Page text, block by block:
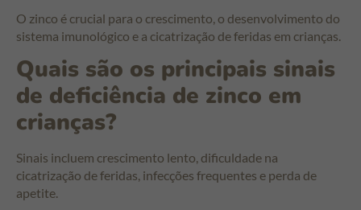
O zinco é crucial para o crescimento, o desenvolvimento do
sistema imunológico e a cicatrização de feridas em crianças.
Quais são os principais sinais
de deficiência de zinco em
crianças?
Sinais incluem crescimento lento, dificuldade na
cicatrização de feridas, infecções frequentes e perda de
apetite.